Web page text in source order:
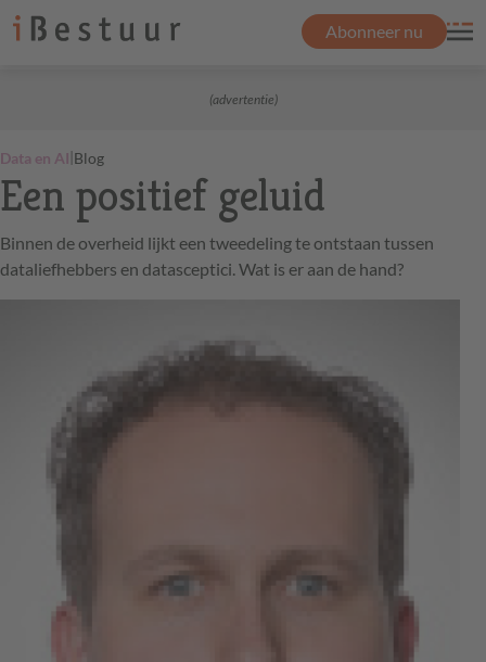
Abonneer nu
(advertentie)
Data en AI|Blog
Een positief geluid
Binnen de overheid lijkt een tweedeling te ontstaan tussen
dataliefhebbers en datasceptici. Wat is er aan de hand?